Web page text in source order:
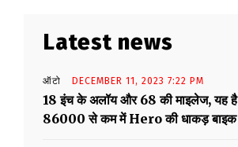
Latest news
ऑटो DECEMBER 11, 2023 7:22 PM
18 इंच के अलॉय और 68 की माइलेज, यह है
86000 से कम में Hero की धाकड़ बाइक